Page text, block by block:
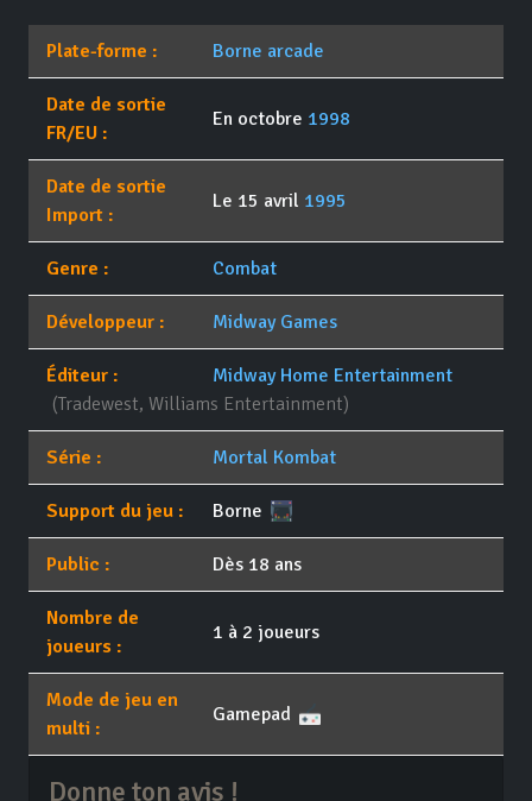
Plate-forme : Borne arcade
Date de sortie
FR/EU :
En octobre 1998
Date de sortie
Import :
Le 15 avril 1995
Genre : Combat
Développeur : Midway Games
Éditeur :
Midway Home Entertainment
(Tradewest, Williams Entertainment)
Série : Mortal Kombat
Support du jeu : Borne
Public : Dès 18 ans
Nombre de
joueurs :
1 à 2 joueurs
Mode de jeu en
multi :
Gamepad
Donne ton avis !